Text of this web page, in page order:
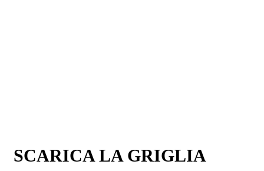
SCARICA LA GRIGLIA